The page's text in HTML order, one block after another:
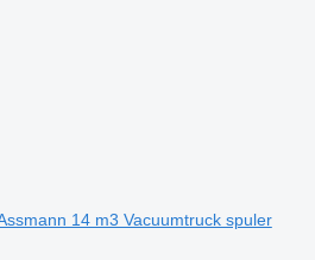
14 m3 Vacuumtruck spuler